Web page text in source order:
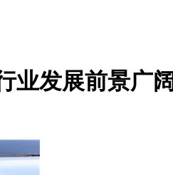
业发展前景广阔